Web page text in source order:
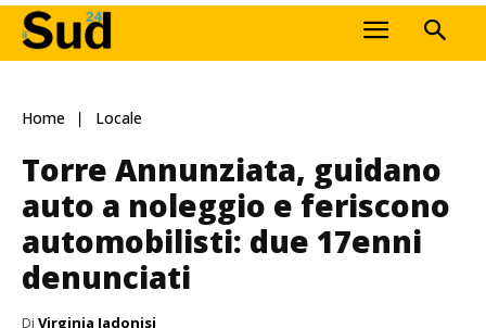
Home Locale
Torre Annunziata, guidano
auto a noleggio e feriscono
automobilisti: due 17enni
denunciati
Di Virginia Iadonisi